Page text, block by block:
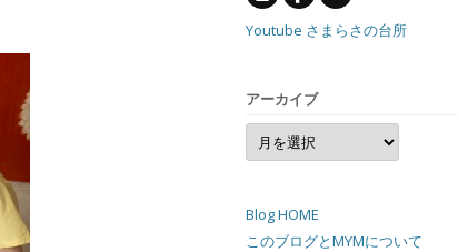
Youtube さまらさの台所
アーカイブ
ア
ー
カ
Blog HOME
このブログとMYMについて